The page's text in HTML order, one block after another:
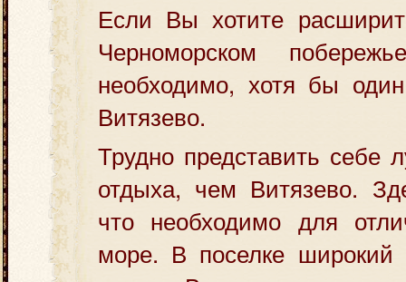
Если Вы хотите
Черноморском
необходимо, хотя бы
Витязево.
Трудно представить себе
отдыха, чем Витязево.
что необходимо для
море. В поселке широкий